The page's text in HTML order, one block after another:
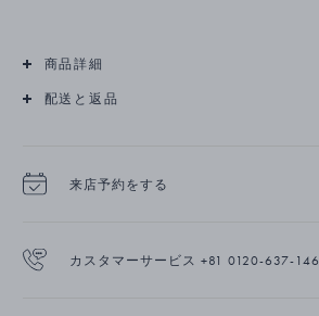
商品詳細
配送と返品
来店予約をする
カスタマーサービス +81 0120-637-146